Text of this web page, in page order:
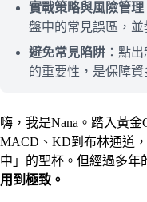
實戰策略與風險管理
盤中的常見誤區，
避免常見陷阱 ：點
的重要性，是保障資
嗨，我是Nana。踏入黃
MACD、KD到布林通道
中」的聖杯。但經過多年
用到極致。